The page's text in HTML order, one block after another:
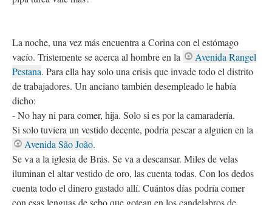
La noche, una vez más encuentra a Corina con el estómago
vacío. Tristemente se acerca al hombre en la
Avenida Rangel
Pestana. Para ella hay solo una crisis que invade todo el distrito
de trabajadores. Un anciano también desempleado le había
dicho:
- No hay ni para comer, hija. Solo si es por la camaradería.
Si solo tuviera un vestido decente, podría pescar a alguien en la
Avenida São João.
Se va a la iglesia de Brás. Se va a descansar. Miles de velas
iluminan el altar vestido de oro, las cuenta todas. Con los dedos
cuenta todo el dinero gastado allí. Cuántos días podría comer
con esas lenguas de sebo que gotean en los candelabros de